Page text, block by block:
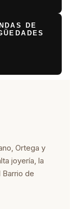
DE
Ortega y
joyería, la
de